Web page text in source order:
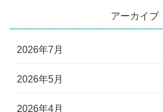
アーカイブ
2026年7月
2026年5月
2026年4月